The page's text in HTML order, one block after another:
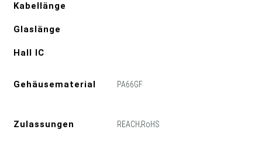
Kabellänge
Glaslänge
Hall IC
Gehäusematerial PA66GF
Zulassungen REACH;RoHS